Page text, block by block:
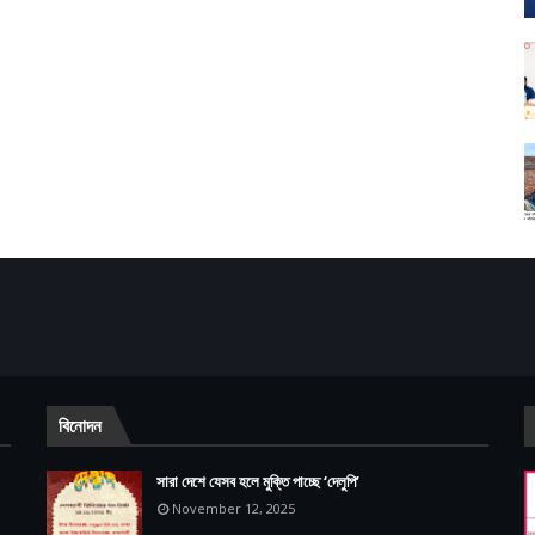
বিনোদন
সারা দেশে যেসব হলে মুক্তি পাচ্ছে ‘দেলুপি’
November 12, 2025